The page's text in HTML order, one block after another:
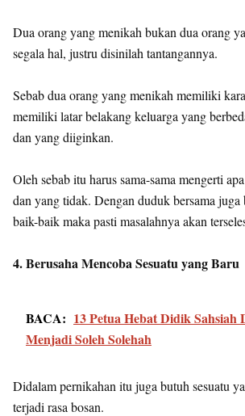
Dua orang yang menikah bukan dua orang
segala hal, justru disinilah tantangannya.
Sebab dua orang yang menikah memiliki
memiliki latar belakang keluarga yang
dan yang diiginkan.
Oleh sebab itu harus sama-sama mengerti
dan yang tidak. Dengan duduk bersama juga
baik-baik maka pasti masalahnya akan
4. Berusaha Mencoba Sesuatu yang Baru
BACA: 13 Petua Hebat Didik
Menjadi Soleh Solehah
Didalam pernikahan itu juga butuh sesuatu
terjadi rasa bosan.